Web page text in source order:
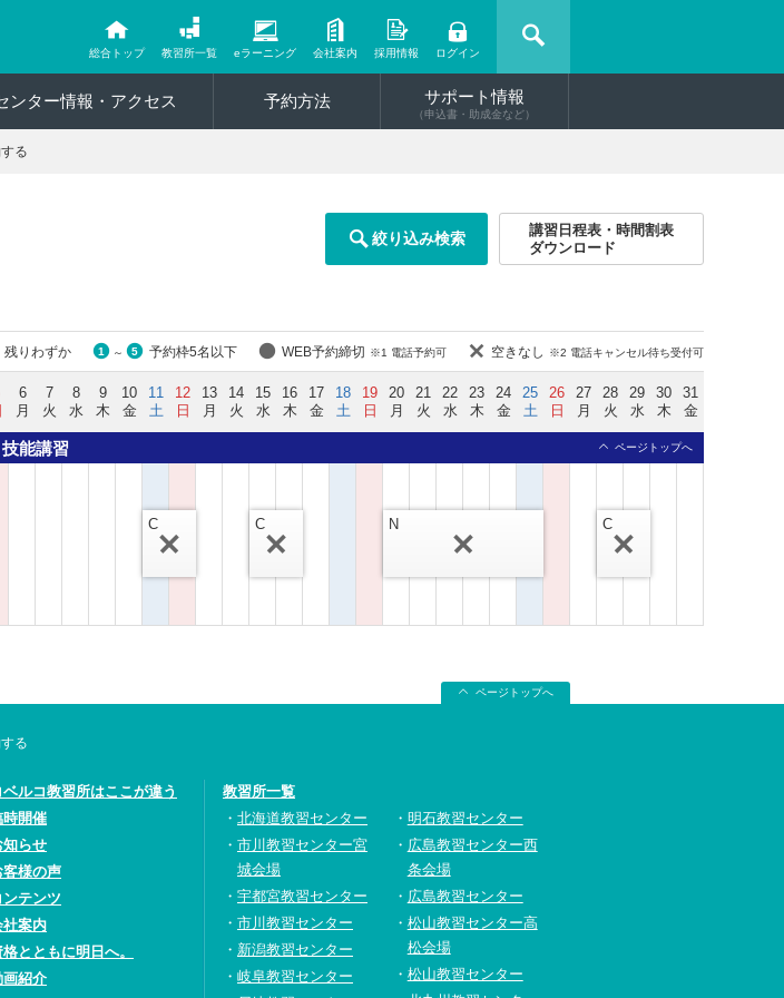
総合トップ 教習所一覧 eラーニング 会社案内 採用情報 ログイン
ンター情報・アクセス 予約方法 サポート情報
（申込書・助成金など）
る
絞り込み検索
講習日程表・時間割表
ダウンロード
残りわずか 1 ～ 5 予約枠5名以下 WEB予約締切 ※1 電話予約可 空きなし ※2 電話キャンセル待ち受付可
6
月
7
火
8
水
9
木
10
金
11
土
12
日
13
月
14
火
15
水
16
木
17
金
18
土
19
日
20
月
21
火
22
水
23
木
24
金
25
土
26
日
27
月
28
火
29
水
30
木
31
金
技能講習 ページトップへ
C C N C
ページトップへ
る
ベルコ教習所はここが違う
時開催
知らせ
客様の声
ンテンツ
社案内
格とともに明日へ。
画紹介
教習所一覧
北海道教習センター
市川教習センター宮
城会場
宇都宮教習センター
市川教習センター
新潟教習センター
岐阜教習センター
明石教習センター
広島教習センター西
条会場
広島教習センター
松山教習センター高
松会場
松山教習センター